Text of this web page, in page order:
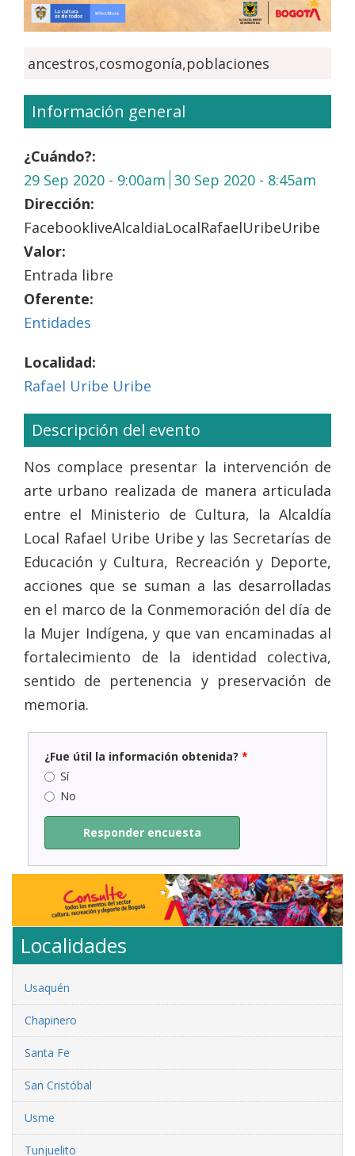
ancestros,cosmogonía,poblaciones
Información general
¿Cuándo?:
29 Sep 2020 - 9:00am 30 Sep 2020 - 8:45am
Dirección:
FacebookliveAlcaldiaLocalRafaelUribeUribe
Valor:
Entrada libre
Oferente:
Entidades
Localidad:
Rafael Uribe Uribe
Descripción del evento
Nos complace presentar la intervención de
arte urbano realizada de manera articulada
entre el Ministerio de Cultura, la Alcaldía
Local Rafael Uribe Uribe y las Secretarías de
Educación y Cultura, Recreación y Deporte,
acciones que se suman a las desarrolladas
en el marco de la Conmemoración del día de
la Mujer Indígena, y que van encaminadas al
fortalecimiento de la identidad colectiva,
sentido de pertenencia y preservación de
memoria.
¿Fue útil la información obtenida? *
Sí
No
Responder encuesta
Localidades
Usaquén
Chapinero
Santa Fe
San Cristóbal
Usme
Tunjuelito